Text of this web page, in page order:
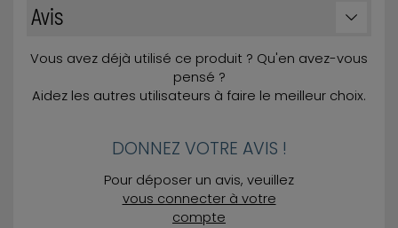
Avis
Vous avez déjà utilisé ce produit ? Qu'en avez-vous
pensé ?
Aidez les autres utilisateurs à faire le meilleur choix.
DONNEZ VOTRE AVIS !
Pour déposer un avis, veuillez
vous connecter à votre
compte